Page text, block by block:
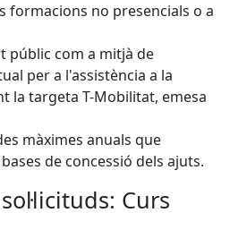
formacions no presencials o a
públic com a mitjà de
per a l'assistència a la
la targeta T-Mobilitat, emesa
màximes anuals que
de concessió dels ajuts.
Curs